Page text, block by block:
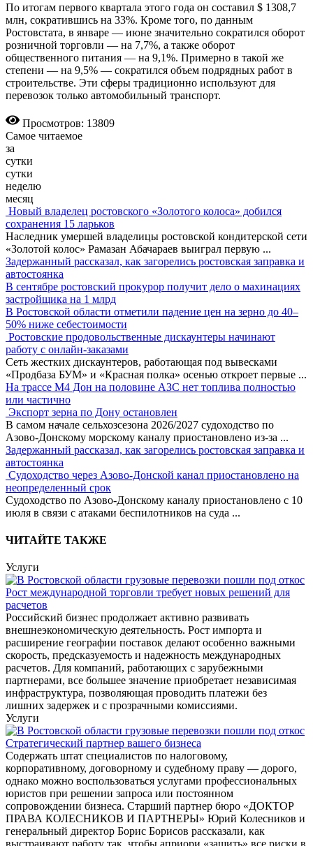
По итогам первого квартала этого года он составил $ 1308,7
млн, сократившись на 33%. Кроме того, по данным
Ростовстата, в январе — июне значительно сократился оборот
розничной торговли — на 7,7%, а также оборот
общественного питания — на 9,1%. Примерно в такой же
степени — на 9,5% — сократился объем подрядных работ в
строительстве. Эти сферы традиционно используют для
перевозок только автомобильный транспорт.
Просмотров: 13809
Самое читаемое
за
сутки
сутки
неделю
месяц
Новый владелец ростовского «Золотого колоса» добился
сохранения 15 ларьков
Наследник умершей владелицы ростовской кондитерской сети
«Золотой колос» Рамазан Абачараев выиграл первую ...
Задержанный рассказал, как загорелись ростовская заправка и
автостоянка
В сентябре ростовский прокурор получит дело о махинациях
застройщика на 1 млрд
В Ростовской области отметили падение цен на зерно до 40–
50% ниже себестоимости
Ростовские продовольственные дискаунтеры начинают
работу с онлайн-заказами
Сеть жестких дискаунтеров, работающая под вывесками
«Продбаза БУМ» и «Красная полка» осенью откроет первые ...
На трассе М4 Дон на половине АЗС нет топлива полностью
или частично
Экспорт зерна по Дону остановлен
В самом начале сельхозсезона 2026/2027 судоходство по
Азово-Донскому морскому каналу приостановлено из-за ...
Задержанный рассказал, как загорелись ростовская заправка и
автостоянка
Судоходство через Азово-Донской канал приостановлено на
неопределенный срок
Судоходство по Азово-Донскому каналу приостановлено с 10
июля в связи с атаками беспилотников на суда ...
ЧИТАЙТЕ ТАКЖЕ
Услуги
Рост международной торговли требует новых решений для
расчетов
Российский бизнес продолжает активно развивать
внешнеэкономическую деятельность. Рост импорта и
расширение географии поставок делают особенно важными
скорость, предсказуемость и надежность международных
расчетов. Для компаний, работающих с зарубежными
партнерами, все большее значение приобретает независимая
инфраструктура, позволяющая проводить платежи без
лишних задержек и с прозрачными комиссиями.
Услуги
Стратегический партнер вашего бизнеса
Содержать штат специалистов по налоговому,
корпоративному, договорному и судебному праву — дорого,
однако можно воспользоваться услугами профессиональных
юристов при решении запроса или постоянном
сопровождении бизнеса. Старший партнер бюро «ДОКТОР
ПРАВА КОЛЕСНИКОВ И ПАРТНЕРЫ» Юрий Колесников и
генеральный директор Борис Борисов рассказали, как